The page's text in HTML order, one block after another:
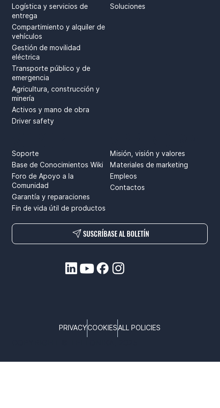
Logística y servicios de
entrega
Compartimiento y alquiler de
vehículos
Gestión de movilidad
eléctrica
Transporte público y de
emergencia
Agricultura, construcción y
minería
Activos y mano de obra
Driver safety
Soluciones
Misión, visión y valores
Materiales de marketing
Empleos
Contactos
Soporte
Base de Conocimientos Wiki
Foro de Apoyo a la
Comunidad
Garantía y reparaciones
Fin de vida útil de productos
SUSCRÍBASE AL BOLETÍN
PRIVACYCOOKIESALL POLICIES